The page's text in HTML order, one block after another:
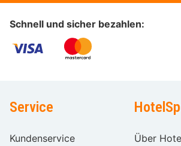
Schnell und sicher bezahlen:
Service
Kundenservice
Über